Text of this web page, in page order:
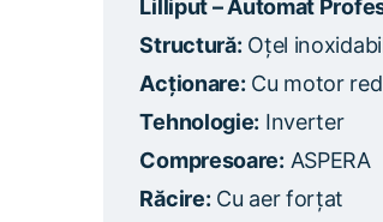
Lilliput – Automat
Structură: Oțel
Acționare: Cu motor
Tehnologie: Inverter
Compresoare: ASPERA
Răcire: Cu aer forțat